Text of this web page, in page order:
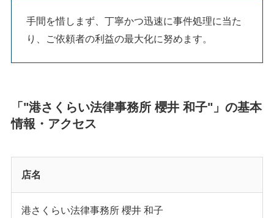
手間を惜しまず、丁寧かつ迅速に事件処理に当た
り、ご依頼者の利益の最大化に努めます。
「"港さくらい法律事務所 櫻井 和子"」の基本
情報・アクセス
店名
港さくらい法律事務所 櫻井 和子